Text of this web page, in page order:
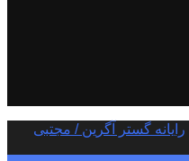
رایانه گستر آگرین / مجتبی